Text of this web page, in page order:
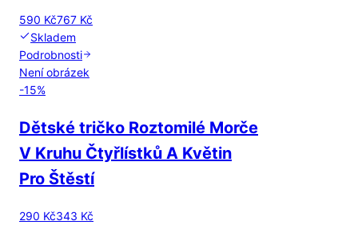
590 Kč767 Kč
Skladem
Podrobnosti
Není obrázek
-15%
Dětské tričko Roztomilé Morče
V Kruhu Čtyřlístků A Květin
Pro Štěstí
290 Kč343 Kč